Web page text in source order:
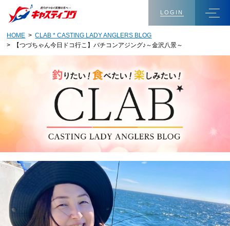
LOGIN
HOME >CLAB * CASTING LADY ANGLERS BLOG
> 【つづちゃん今日ドコ行こ】バチコンアジング♪～金沢八景～